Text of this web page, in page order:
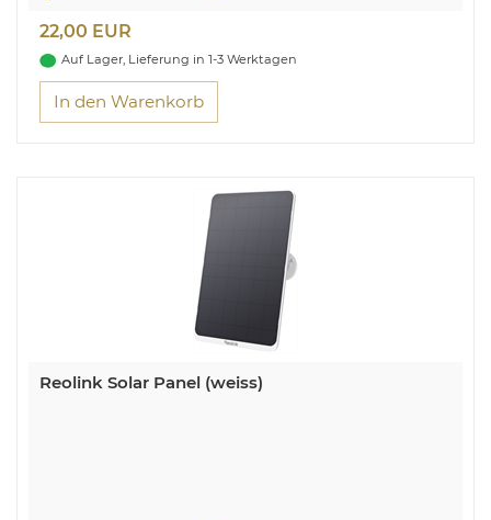
22,00 EUR
Auf Lager, Lieferung in 1-3 Werktagen
In den Warenkorb
Reolink Solar Panel (weiss)